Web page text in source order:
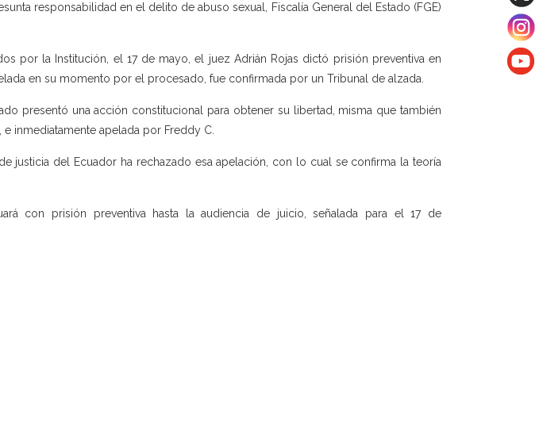
responsabilidad en el delito de abuso sexual, Fiscalía General del Estado (FGE)
por la Institución, el 17 de mayo, el juez Adrián Rojas dictó prisión preventiva en
en su momento por el procesado, fue confirmada por un Tribunal de alzada.
presentó una acción constitucional para obtener su libertad, misma que también
inmediatamente apelada por Freddy C.
justicia del Ecuador ha rechazado esa apelación, con lo cual se confirma la teoría
con prisión preventiva hasta la audiencia de juicio, señalada para el 17 de